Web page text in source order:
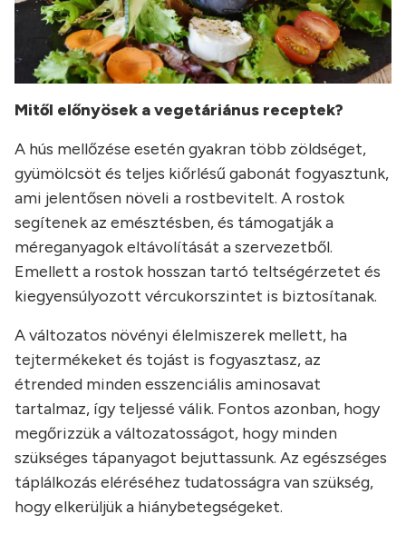
Mitől előnyösek a vegetáriánus receptek?
A hús mellőzése esetén gyakran több zöldséget,
gyümölcsöt és teljes kiőrlésű gabonát fogyasztunk,
ami jelentősen növeli a rostbevitelt. A rostok
segítenek az emésztésben, és támogatják a
méreganyagok eltávolítását a szervezetből.
Emellett a rostok hosszan tartó teltségérzetet és
kiegyensúlyozott vércukorszintet is biztosítanak.
A változatos növényi élelmiszerek mellett, ha
tejtermékeket és tojást is fogyasztasz, az
étrended minden esszenciális aminosavat
tartalmaz, így teljessé válik. Fontos azonban, hogy
megőrizzük a változatosságot, hogy minden
szükséges tápanyagot bejuttassunk. Az egészséges
táplálkozás eléréséhez tudatosságra van szükség,
hogy elkerüljük a hiánybetegségeket.